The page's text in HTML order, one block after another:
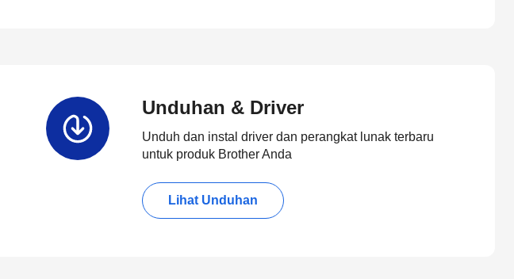
Unduhan & Driver
Unduh dan instal driver dan perangkat lunak terbaru
untuk produk Brother Anda
Lihat Unduhan